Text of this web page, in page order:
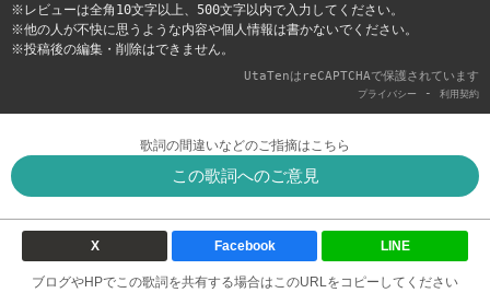
※レビューは全角10文字以上、500文字以内で入力してください。
※他の人が不快に思うような内容や個人情報は書かないでください。
※投稿後の編集・削除はできません。
UtaTenはreCAPTCHAで保護されています
プライバシー - 利用契約
歌詞の間違いなどのご指摘はこちら
この歌詞へのご意見
X Facebook LINE
ブログやHPでこの歌詞を共有する場合はこのURLをコピーしてください